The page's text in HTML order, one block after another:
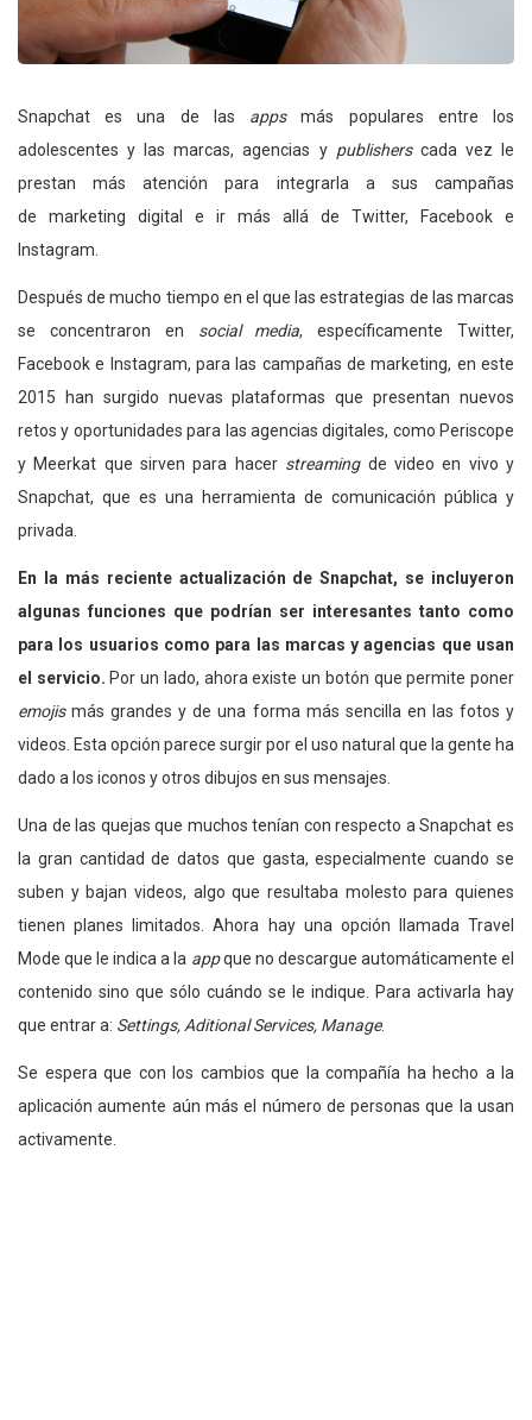
Snapchat es una de las appsmás populares entre los
adolescentes y las marcas, agencias y publisherscada vez le
prestan más atención para integrarla a sus campañas
de marketing digital e ir más allá de Twitter, Facebook e
Instagram.
Después de mucho tiempo en el que las estrategias de las marcas
se concentraron en social media, específicamente Twitter,
Facebook e Instagram, para las campañas de marketing, en este
2015 han surgido nuevas plataformas que presentan nuevos
retos y oportunidades para las agencias digitales, como Periscope
y Meerkat que sirven para hacer streamingde video en vivo y
Snapchat, que es una herramienta de comunicación pública y
privada.
En la más reciente actualización de Snapchat, se incluyeron
algunas funciones que podrían ser interesantes tanto como
para los usuarios como para las marcas y agencias que usan
el servicio. Por un lado, ahora existe un botón que permite poner
emojismás grandes y de una forma más sencilla en las fotos y
videos. Esta opción parece surgir por el uso natural que la gente ha
dado a los iconos y otros dibujos en sus mensajes.
Una de las quejas que muchos tenían con respecto a Snapchat es
la gran cantidad de datos que gasta, especialmente cuando se
suben y bajan videos, algo que resultaba molesto para quienes
tienen planes limitados. Ahora hay una opción llamada Travel
Mode que le indica a la appque no descargue automáticamente el
contenido sino que sólo cuándo se le indique. Para activarla hay
que entrar a: Settings, Aditional Services, Manage.
Se espera que con los cambios que la compañía ha hecho a la
aplicación aumente aún más el número de personas que la usan
activamente.